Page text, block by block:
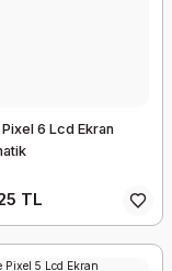
6 Lcd Ekran
TL